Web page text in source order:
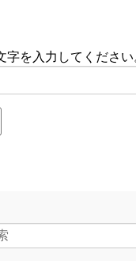
字を入力してください